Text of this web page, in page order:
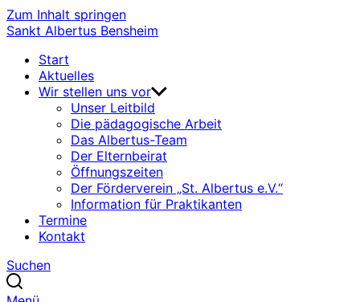
Zum Inhalt springen
Sankt Albertus Bensheim
Start
Aktuelles
Wir stellen uns vor
Unser Leitbild
Die pädagogische Arbeit
Das Albertus-Team
Der Elternbeirat
Öffnungszeiten
Der Förderverein „St. Albertus e.V.“
Information für Praktikanten
Termine
Kontakt
Suchen